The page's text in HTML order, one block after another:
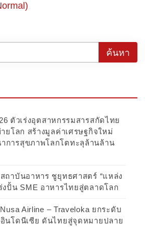
ตัวเร่งอุตสาหกรรมสารสกัดไทย
ยโลก สร้างมูลค่าเศรษฐกิจใหม่
การสุขภาพโลกโตทะลุล้านล้าน
ถาบันอาหาร ชูยุทธศาสตร์ “แหล่ง
งปั้น SME อาหารไทยสู่ตลาดโลก
Airline – Traveloka ยกระดับ
อินโดนีเซีย ดันไทยสู่จุดหมายปลาย